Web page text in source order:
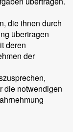
die ihnen durch
übertragen
deren
der
die notwendigen